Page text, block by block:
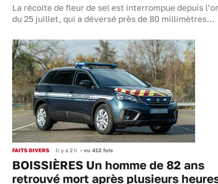
La récolte de fleur de sel est interrompue depuis
du 25 juillet, qui a déversé près de 80 millimètres…
FAITS DIVERS Il y a 2 h • vu 412 fois
BOISSIÈRES Un homme de 82 ans
retrouvé mort après plusieurs